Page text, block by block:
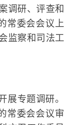
调研、评查和
常委会会议上
监察和司法工
专题调研。
常委会会议审